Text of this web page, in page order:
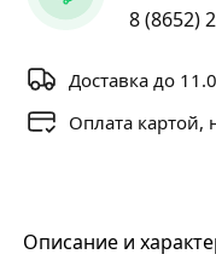
8 (8652)
Доставка до
Оплата
Описание и